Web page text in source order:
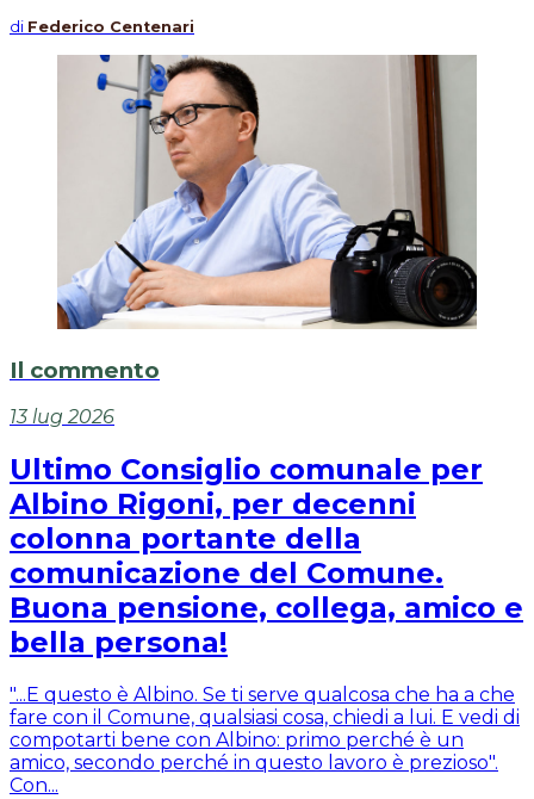
di Federico Centenari
Il commento
13 lug 2026
Ultimo Consiglio comunale per
Albino Rigoni, per decenni
colonna portante della
comunicazione del Comune.
Buona pensione, collega, amico e
bella persona!
"...E questo è Albino. Se ti serve qualcosa che ha a che
fare con il Comune, qualsiasi cosa, chiedi a lui. E vedi di
compotarti bene con Albino: primo perché è un
amico, secondo perché in questo lavoro è prezioso".
Con...